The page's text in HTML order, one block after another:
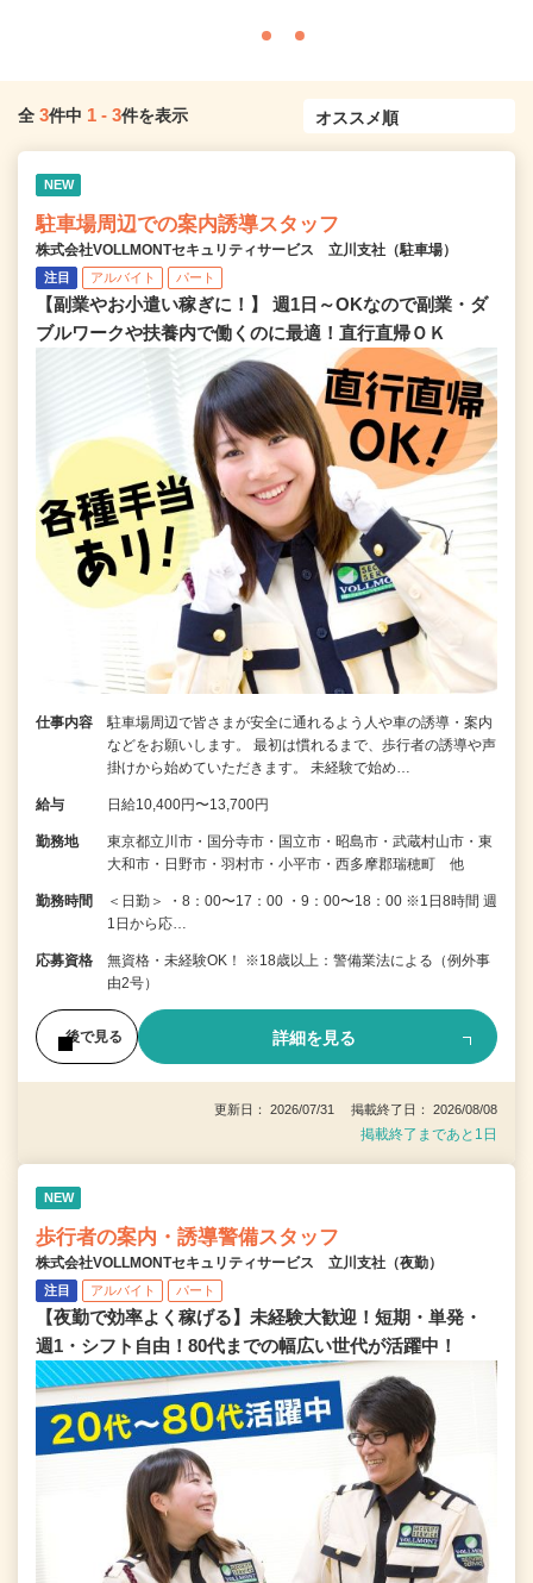
全 3件中 1 - 3件を表示
NEW
駐車場周辺での案内誘導スタッフ
株式会社VOLLMONTセキュリティサービス 立川支社（駐車場）
注目 アルバイト パート
【副業やお小遣い稼ぎに！】 週1日～OKなので副業・ダ
ブルワークや扶養内で働くのに最適！直行直帰ＯＫ
仕事内容
駐車場周辺で皆さまが安全に通れるよう人や車の誘導・案内
などをお願いします。 最初は慣れるまで、歩行者の誘導や声
掛けから始めていただきます。 未経験で始め…
給与 日給10,400円〜13,700円
勤務地
東京都立川市・国分寺市・国立市・昭島市・武蔵村山市・東
大和市・日野市・羽村市・小平市・西多摩郡瑞穂町 他
勤務時間
＜日勤＞ ・8：00〜17：00 ・9：00〜18：00 ※1日8時間 週
1日から応…
応募資格
無資格・未経験OK！ ※18歳以上：警備業法による（例外事
由2号）
後で見る 詳細を見る
更新日： 2026/07/31 掲載終了日： 2026/08/08
掲載終了まであと1日
NEW
歩行者の案内・誘導警備スタッフ
株式会社VOLLMONTセキュリティサービス 立川支社（夜勤）
注目 アルバイト パート
【夜勤で効率よく稼げる】未経験大歓迎！短期・単発・
週1・シフト自由！80代までの幅広い世代が活躍中！